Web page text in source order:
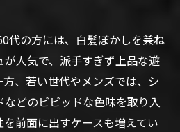
とハイライトの使い分け術
美容室メッシュかハイライ
代の方には、白髪ぼかしを兼ね
人気で、派手すぎず上品な遊
、若い世代やメンズでは、シ
どのビビッドな色味を取り入
前面に出すケースも増えてい